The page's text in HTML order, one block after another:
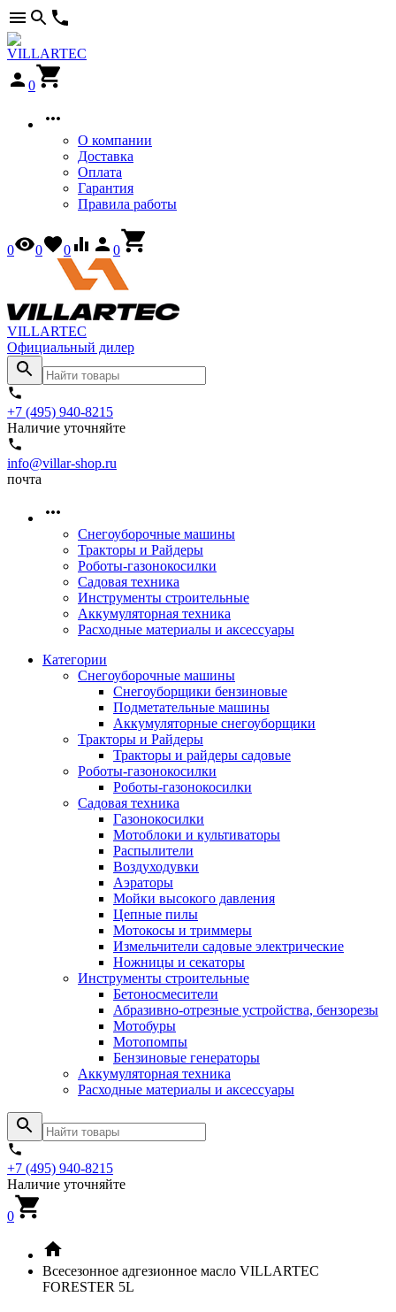
0
О компании
Доставка
Оплата
Гарантия
Правила работы
0 0 0 0
VILLARTEC
Официальный дилер
+7 (495) 940-8215
Наличие уточняйте
info@villar-shop.ru
почта
Снегоуборочные машины
Тракторы и Райдеры
Роботы-газонокосилки
Садовая техника
Инструменты строительные
Аккумуляторная техника
Расходные материалы и аксессуары
Категории
Снегоуборочные машины
Снегоуборщики бензиновые
Подметательные машины
Аккумуляторные снегоуборщики
Тракторы и Райдеры
Тракторы и райдеры садовые
Роботы-газонокосилки
Роботы-газонокосилки
Садовая техника
Газонокосилки
Мотоблоки и культиваторы
Распылители
Воздуходувки
Аэраторы
Мойки высокого давления
Цепные пилы
Мотокосы и триммеры
Измельчители садовые электрические
Ножницы и секаторы
Инструменты строительные
Бетоносмесители
Абразивно-отрезные устройства, бензорезы
Мотобуры
Мотопомпы
Бензиновые генераторы
Аккумуляторная техника
Расходные материалы и аксессуары
+7 (495) 940-8215
Наличие уточняйте
0
Всесезонное адгезионное масло VILLARTEC
FORESTER 5L